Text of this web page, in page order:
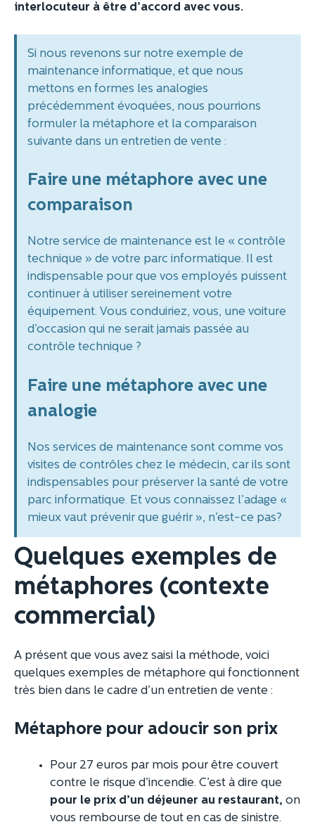
interlocuteur à être d’accord avec vous.
Si nous revenons sur notre exemple de
maintenance informatique, et que nous
mettons en formes les analogies
précédemment évoquées, nous pourrions
formuler la métaphore et la comparaison
suivante dans un entretien de vente :
Faire une métaphore avec une
comparaison
Notre service de maintenance est le « contrôle
technique » de votre parc informatique. Il est
indispensable pour que vos employés puissent
continuer à utiliser sereinement votre
équipement. Vous conduiriez, vous, une voiture
d’occasion qui ne serait jamais passée au
contrôle technique ?
Faire une métaphore avec une
analogie
Nos services de maintenance sont comme vos
visites de contrôles chez le médecin, car ils sont
indispensables pour préserver la santé de votre
parc informatique. Et vous connaissez l’adage «
mieux vaut prévenir que guérir », n’est-ce pas?
Quelques exemples de
métaphores (contexte
commercial)
A présent que vous avez saisi la méthode, voici
quelques exemples de métaphore qui fonctionnent
très bien dans le cadre d’un entretien de vente :
Métaphore pour adoucir son prix
Pour 27 euros par mois pour être couvert
contre le risque d’incendie. C’est à dire que
pour le prix d’un déjeuner au restaurant, on
vous rembourse de tout en cas de sinistre.